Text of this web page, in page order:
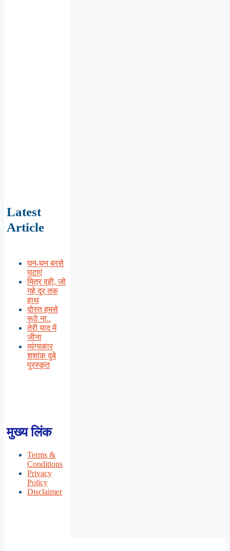
Latest
Article
घन-घन बरसे
घटाएं
मित्र वही, जो
गहे दूर तक
हाथ
दोस्त हमसे
रूठे ना..
तेरी याद में
जीना
व्यंग्यकार
शशांक दुबे
पुरस्कृत
मुख्य लिंक
Terms &
Conditions
Privacy
Policy
Disclaimer